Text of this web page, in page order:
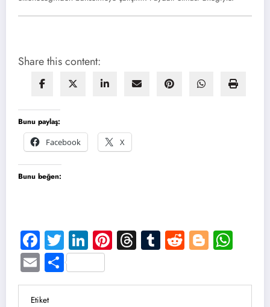
Share this content:
Bunu paylaş:
Facebook
X
Bunu beğen:
Facebook
TwitterLinkedIn
Pinterest
Threads
Tumblr
Reddit
EmailShare
Etiket